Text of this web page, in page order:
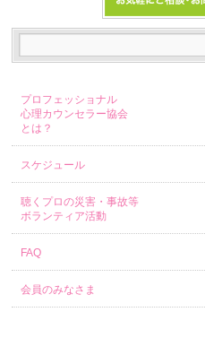
プロフェッショナル
心理カウンセラー協会
とは？
スケジュール
聴くプロの災害・事故等
ボランティア活動
FAQ
会員のみなさま